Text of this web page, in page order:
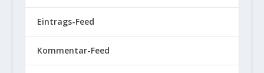
Eintrags-Feed
Kommentar-Feed